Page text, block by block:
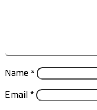
Name *
Email *